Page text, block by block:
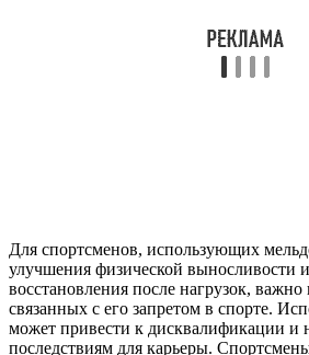
Для спортсменов, использующих
улучшения физической выносливости
восстановления после нагрузок,
связанных с его запретом в спорте.
может привести к дисквалификации и
последствиям для карьеры.